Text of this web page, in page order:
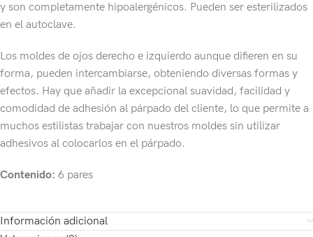
y son completamente hipoalergénicos. Pueden ser esterilizados
en el autoclave.
Los moldes de ojos derecho e izquierdo aunque difieren en su
forma, pueden intercambiarse, obteniendo diversas formas y
efectos. Hay que añadir la excepcional suavidad, facilidad y
comodidad de adhesión al párpado del cliente, lo que permite a
muchos estilistas trabajar con nuestros moldes sin utilizar
adhesivos al colocarlos en el párpado.
Contenido: 6 pares
Información adicional